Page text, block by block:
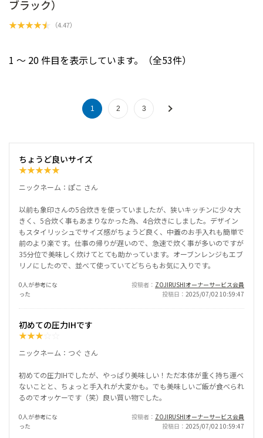
ブラック）
★★★★★ （4.47）
1 ～ 20 件目を表示しています。（全53件）
1 2 3
ちょうど良いサイズ
★★★★★
ニックネーム：ぽこ さん
以前も象印さんの5合炊きを使っていましたが、狭いキッチンに少々大
きく、5合炊く事もあまりなかった為、4合炊きにしました。デザイン
もスタイリッシュでサイズ感がちょうど良く、中蓋のお手入れも簡単で
前のより楽です。仕事の帰りが遅いので、急速で炊く事が多いのですが
35分位で美味しく炊けてとても助かっています。オーブンレンジもエブ
リノにしたので、並べて使っていてどちらもお気に入りです。
0人が参考にな
った
投稿者
ZOJIRUSHIオーナーサービス会員
投稿日
2025/07/02 10:59:47
初めての圧力IHです
★★★
ニックネーム：つぐ さん
初めての圧力IHでしたが、やっぱり美味しい！ただ本体が重く持ち運べ
ないことと、ちょっと手入れが大変かも。でも美味しいご飯が食べられ
るのでオッケーです（笑）良い買い物でした。
0人が参考にな
った
投稿者
ZOJIRUSHIオーナーサービス会員
投稿日
2025/07/02 10:59:47